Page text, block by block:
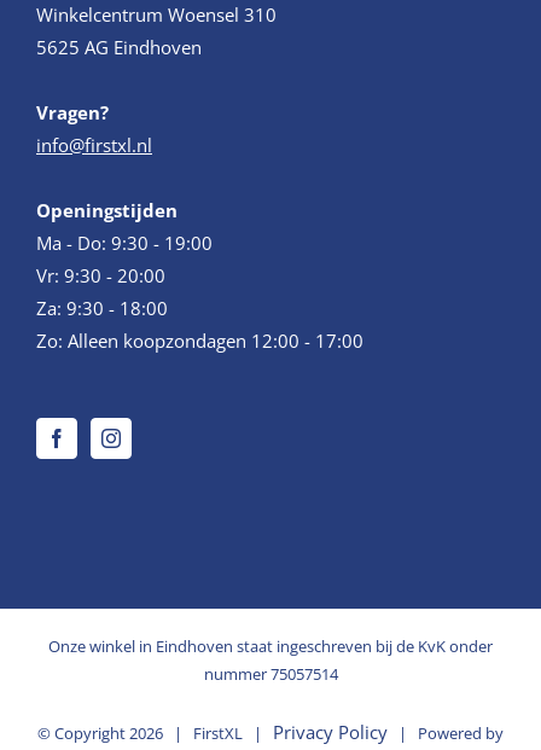
Winkelcentrum Woensel 310
5625 AG Eindhoven
Vragen?
info@firstxl.nl
Openingstijden
Ma - Do: 9:30 - 19:00
Vr: 9:30 - 20:00
Za: 9:30 - 18:00
Zo: Alleen koopzondagen 12:00 - 17:00
Onze winkel in Eindhoven staat ingeschreven bij de KvK onder
nummer 75057514
© Copyright 2026 | FirstXL | Privacy Policy | Powered by